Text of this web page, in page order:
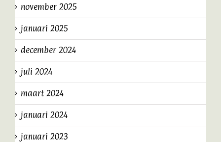
november 2025
januari 2025
december 2024
juli 2024
maart 2024
januari 2024
januari 2023